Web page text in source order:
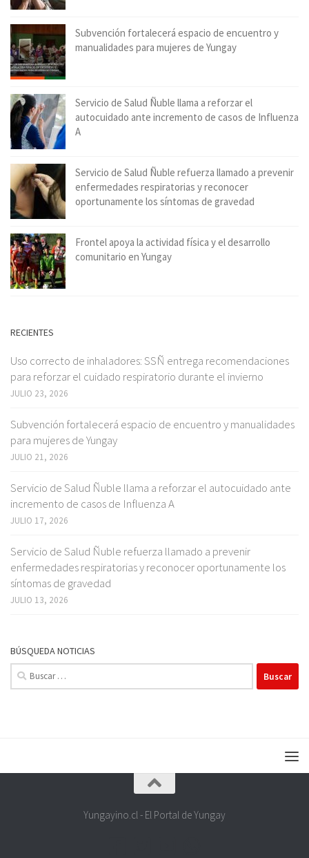
Subvención fortalecerá espacio de encuentro y
manualidades para mujeres de Yungay
Servicio de Salud Ñuble llama a reforzar el
autocuidado ante incremento de casos de Influenza
A
Servicio de Salud Ñuble refuerza llamado a prevenir
enfermedades respiratorias y reconocer
oportunamente los síntomas de gravedad
Frontel apoya la actividad física y el desarrollo
comunitario en Yungay
RECIENTES
Uso correcto de inhaladores: SSÑ entrega recomendaciones
para reforzar el cuidado respiratorio durante el invierno
JULIO 23, 2026
Subvención fortalecerá espacio de encuentro y manualidades
para mujeres de Yungay
JULIO 21, 2026
Servicio de Salud Ñuble llama a reforzar el autocuidado ante
incremento de casos de Influenza A
JULIO 17, 2026
Servicio de Salud Ñuble refuerza llamado a prevenir
enfermedades respiratorias y reconocer oportunamente los
síntomas de gravedad
JULIO 13, 2026
BÚSQUEDA NOTICIAS
Buscar:
Yungayino.cl - El Portal de Yungay